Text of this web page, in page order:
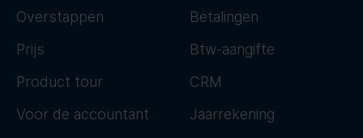
Overstappen
Prijs
Product tour
Voor de accountant
Betalingen
Btw-aangifte
CRM
Jaarrekening